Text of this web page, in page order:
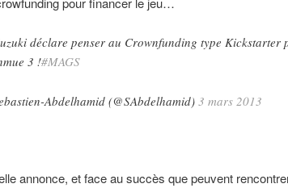
déclare penser au Crownfunding type Kickstarter
3 !#MAGS
Abdelhamid (@SAbdelhamid) 3 mars 2013
annonce, et face au succès que peuvent